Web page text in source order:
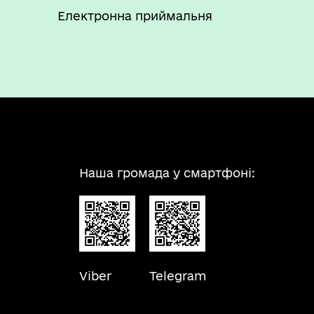
Електронна приймальня
Наша громада у смартфоні:
Viber Telegram